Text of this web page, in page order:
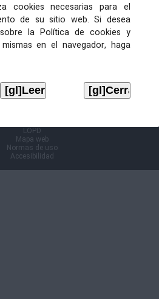
cookies necesarias para el
de su sitio web. Si desea
la Política de cookies y
en el navegador, haga
LOPD
Mapa web
Normas de uso
Accesibilidad